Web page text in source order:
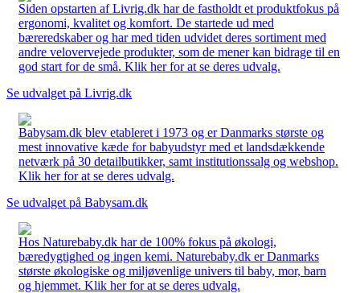
Siden opstarten af Livrig.dk har de fastholdt et produktfokus på
ergonomi, kvalitet og komfort. De startede ud med
bæreredskaber og har med tiden udvidet deres sortiment med
andre velovervejede produkter, som de mener kan bidrage til en
god start for de små. Klik her for at se deres udvalg.
Se udvalget på Livrig.dk
Babysam.dk blev etableret i 1973 og er Danmarks største og
mest innovative kæde for babyudstyr med et landsdækkende
netværk på 30 detailbutikker, samt institutionssalg og webshop.
Klik her for at se deres udvalg.
Se udvalget på Babysam.dk
Hos Naturebaby.dk har de 100% fokus på økologi,
bæredygtighed og ingen kemi. Naturebaby.dk er Danmarks
største økologiske og miljøvenlige univers til baby, mor, barn
og hjemmet. Klik her for at se deres udvalg.